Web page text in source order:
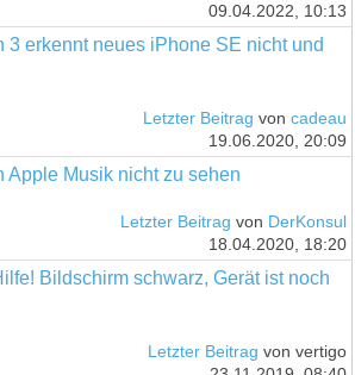
09.04.2022, 10:13
3 erkennt neues iPhone SE nicht und
Letzter Beitrag von cadeau
19.06.2020, 20:09
Apple Musik nicht zu sehen
Letzter Beitrag von DerKonsul
18.04.2020, 18:20
Bildschirm schwarz, Gerät ist noch
Letzter Beitrag von vertigo